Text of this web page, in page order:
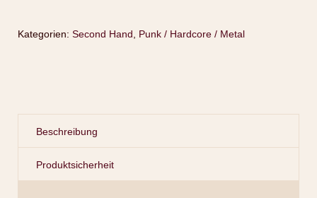
Kategorien: Second Hand Punk / Hardcore / Metal
Beschreibung
Produktsicherheit